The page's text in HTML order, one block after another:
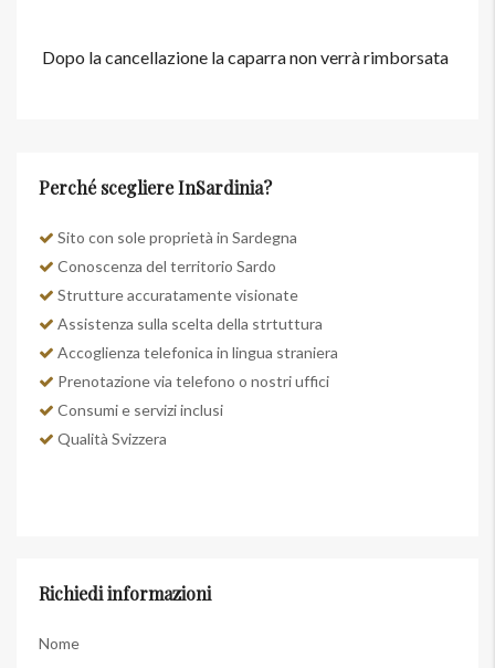
Dopo la cancellazione la caparra non verrà rimborsata
Perché scegliere InSardinia?
Sito con sole proprietà in Sardegna
Conoscenza del territorio Sardo
Strutture accuratamente visionate
Assistenza sulla scelta della strtuttura
Accoglienza telefonica in lingua straniera
Prenotazione via telefono o nostri uffici
Consumi e servizi inclusi
Qualità Svizzera
Richiedi informazioni
Nome